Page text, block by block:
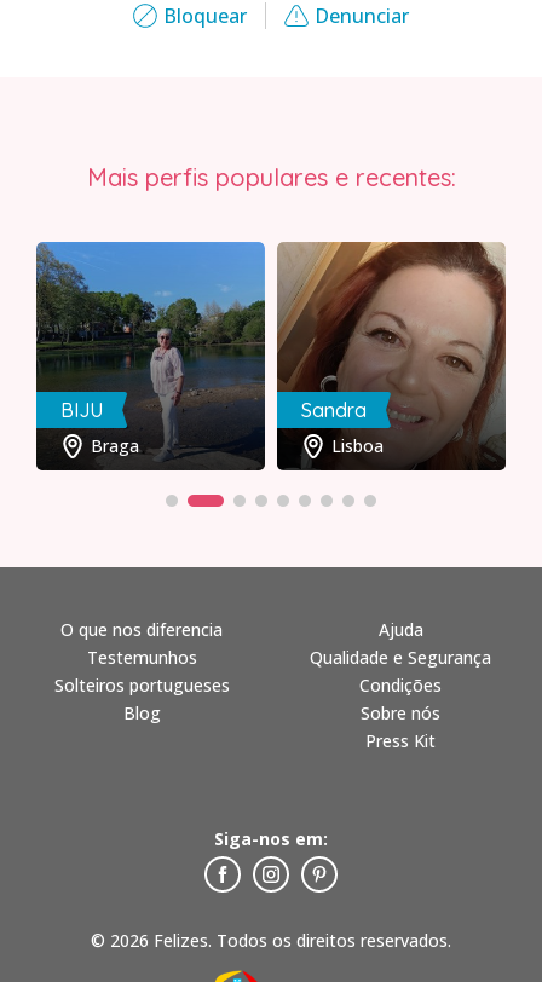
Bloquear Denunciar
Mais perfis populares e recentes:
BIJU
Braga
Sandra
Lisboa
© 2026 Felizes. Todos os direitos reservados.
O que nos diferencia
Testemunhos
Solteiros portugueses
Blog
Ajuda
Qualidade e Segurança
Condições
Sobre nós
Press Kit
Siga-nos em: